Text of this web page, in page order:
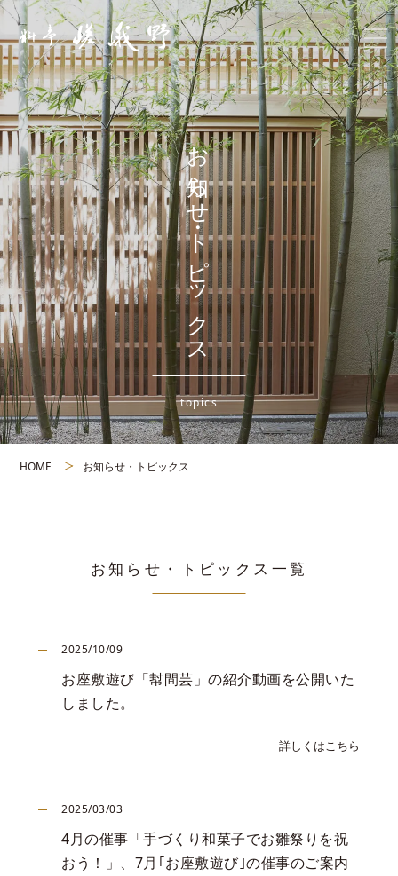
お知らせ・トピックス
topics
HOME お知らせ・トピックス
お知らせ・トピックス一覧
2025/10/09
お座敷遊び「幇間芸」の紹介動画を公開いた
しました。
詳しくはこちら
2025/03/03
4月の催事「手づくり和菓子でお雛祭りを祝
おう！」、 7月｢お座敷遊び｣の催事のご案内